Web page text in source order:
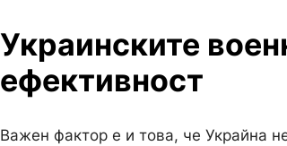
Украинските
ефективност
Важен фактор е и това, че Украйна